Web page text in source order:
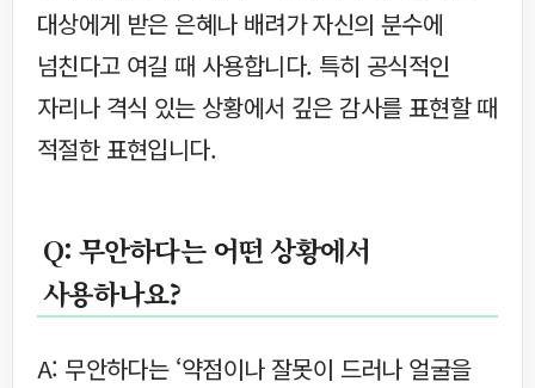
대상에게 받은 은혜나 배려가 자신의 분수에
넘친다고 여길 때 사용합니다. 특히 공식적인
자리나 격식 있는 상황에서 깊은 감사를 표현할 때
적절한 표현입니다.
Q: 무안하다는 어떤 상황에서
사용하나요?
A: 무안하다는 ‘약점이나 잘못이 드러나 얼굴을